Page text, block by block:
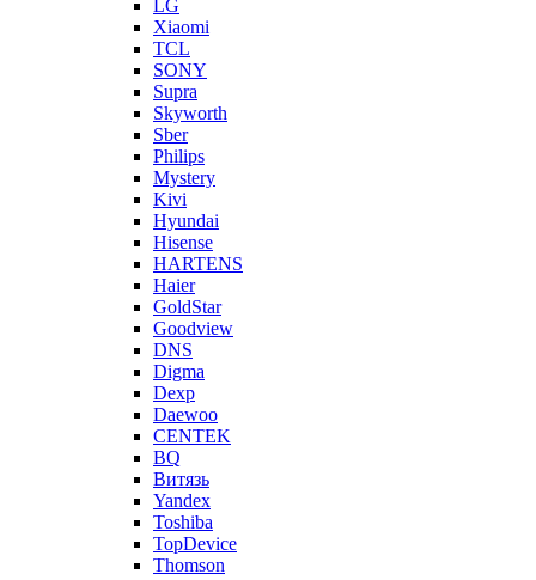
LG
Xiaomi
TCL
SONY
Supra
Skyworth
Sber
Philips
Mystery
Kivi
Hyundai
Hisense
HARTENS
Haier
GoldStar
Goodview
DNS
Digma
Dexp
Daewoo
CENTEK
BQ
Витязь
Yandex
Toshiba
TopDevice
Thomson